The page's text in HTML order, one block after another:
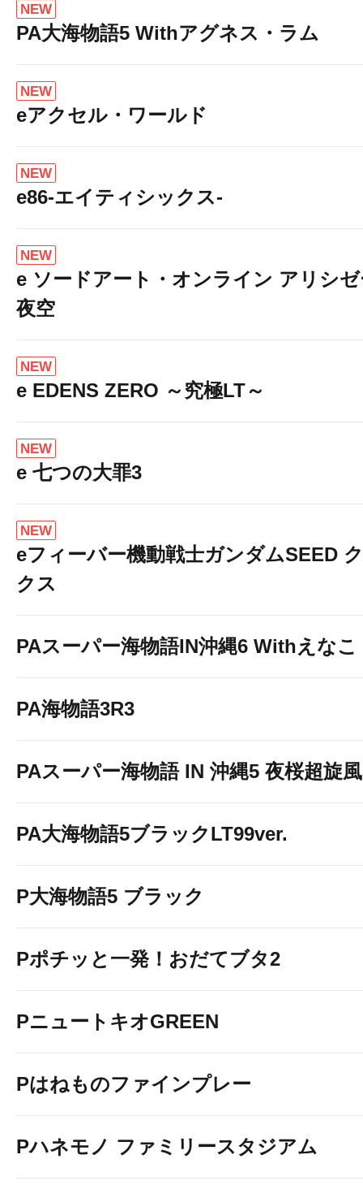
NEW
PA大海物語5 Withアグネス・ラム
NEW
eアクセル・ワールド
NEW
e86-エイティシックス-
NEW
e ソードアート・オンライン アリシ
夜空
NEW
e EDENS ZERO ～究極LT～
NEW
e 七つの大罪3
NEW
eフィーバー機動戦士ガンダムSEED
クス
PAスーパー海物語IN沖縄6 Withえなこ
PA海物語3R3
PAスーパー海物語 IN 沖縄5 夜桜超旋
PA大海物語5ブラックLT99ver.
P大海物語5 ブラック
Pポチッと一発！おだてブタ2
PニュートキオGREEN
Pはねものファインプレー
Pハネモノ ファミリースタジアム